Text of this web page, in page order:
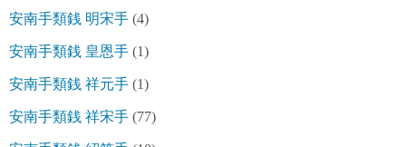
安南手類銭 明宋手 (4)
安南手類銭 皇恩手 (1)
安南手類銭 祥元手 (1)
安南手類銭 祥宋手 (77)